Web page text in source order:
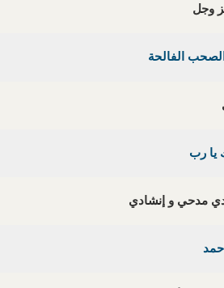
وجل
الصحب الفالحة
يا رب
مدحي و إنشادي